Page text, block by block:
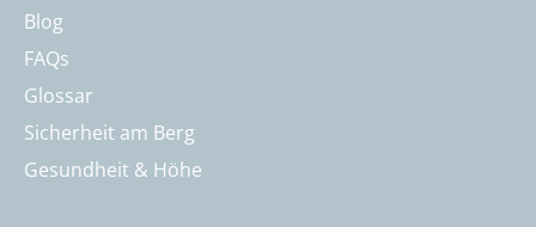
Blog
FAQs
Glossar
Sicherheit am Berg
Gesundheit & Höhe